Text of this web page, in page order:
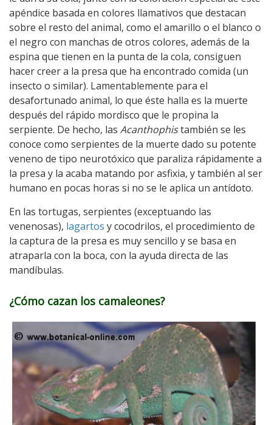
apéndice basada en colores llamativos que destacan
sobre el resto del animal, como el amarillo o el blanco o
el negro con manchas de otros colores, además de la
espina que tienen en la punta de la cola, consiguen
hacer creer a la presa que ha encontrado comida (un
insecto o similar). Lamentablemente para el
desafortunado animal, lo que éste halla es la muerte
después del rápido mordisco que le propina la
serpiente. De hecho, las Acanthophistambién se les
conoce como serpientes de la muerte dado su potente
veneno de tipo neurotóxico que paraliza rápidamente a
la presa y la acaba matando por asfixia, y también al ser
humano en pocas horas si no se le aplica un antídoto.
En las tortugas, serpientes (exceptuando las
venenosas), lagartos y cocodrilos, el procedimiento de
la captura de la presa es muy sencillo y se basa en
atraparla con la boca, con la ayuda directa de las
mandíbulas.
¿Cómo cazan los camaleones?